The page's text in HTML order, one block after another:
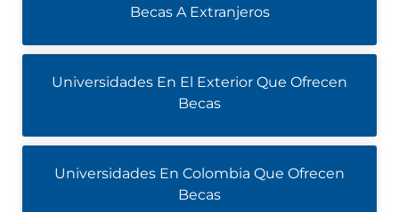
Becas A Extranjeros
Universidades En El Exterior Que Ofrecen
Becas
Universidades En Colombia Que Ofrecen
Becas